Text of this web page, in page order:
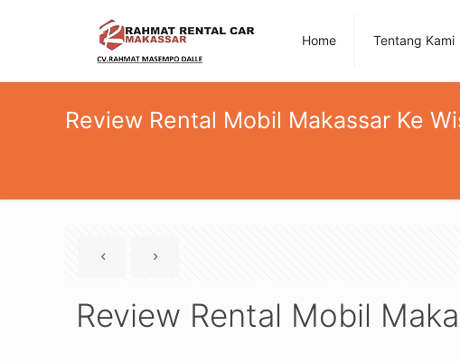
Home Tentang Kami
Review Rental Mobil Makassar Ke
Review Rental Mobil